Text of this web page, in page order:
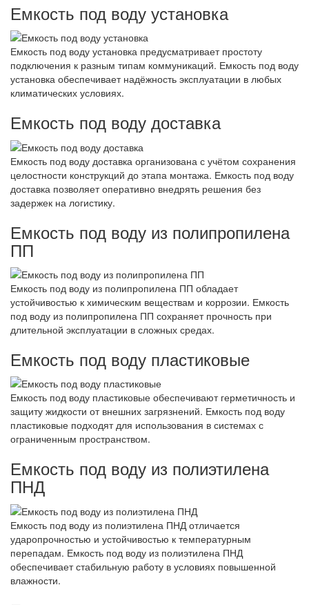
Емкость под воду установка
Емкость под воду установка предусматривает простоту
подключения к разным типам коммуникаций. Емкость под воду
установка обеспечивает надёжность эксплуатации в любых
климатических условиях.
Емкость под воду доставка
Емкость под воду доставка организована с учётом сохранения
целостности конструкций до этапа монтажа. Емкость под воду
доставка позволяет оперативно внедрять решения без
задержек на логистику.
Емкость под воду из полипропилена
ПП
Емкость под воду из полипропилена ПП обладает
устойчивостью к химическим веществам и коррозии. Емкость
под воду из полипропилена ПП сохраняет прочность при
длительной эксплуатации в сложных средах.
Емкость под воду пластиковые
Емкость под воду пластиковые обеспечивают герметичность и
защиту жидкости от внешних загрязнений. Емкость под воду
пластиковые подходят для использования в системах с
ограниченным пространством.
Емкость под воду из полиэтилена
ПНД
Емкость под воду из полиэтилена ПНД отличается
ударопрочностью и устойчивостью к температурным
перепадам. Емкость под воду из полиэтилена ПНД
обеспечивает стабильную работу в условиях повышенной
влажности.